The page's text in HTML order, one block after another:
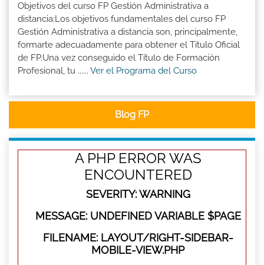
Objetivos del curso FP Gestión Administrativa a
distancia:Los objetivos fundamentales del curso FP
Gestión Administrativa a distancia son, principalmente,
formarte adecuadamente para obtener el Titulo Oficial
de FP.Una vez conseguido el Título de Formación
Profesional, tu ...... Ver el Programa del Curso
Blog FP
A PHP ERROR WAS
ENCOUNTERED
SEVERITY: WARNING
MESSAGE: UNDEFINED VARIABLE $PAGE
FILENAME: LAYOUT/RIGHT-SIDEBAR-
MOBILE-VIEW.PHP